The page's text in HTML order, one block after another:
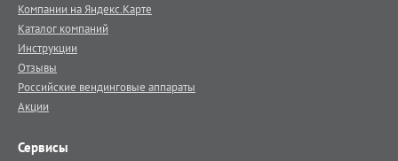
Компании на Яндекс.Карте
Каталог компаний
Инструкции
Отзывы
Российские вендинговые аппараты
Акции
Сервисы